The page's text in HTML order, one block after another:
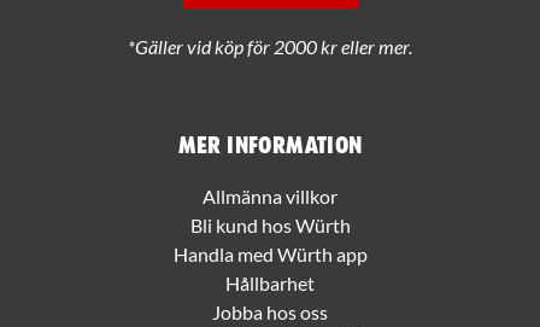
Mer information
Allmänna villkor
Bli kund hos Würth
Handla med Würth app
Hållbarhet
Jobba hos oss
*Gäller vid köp för 2000 kr eller mer.